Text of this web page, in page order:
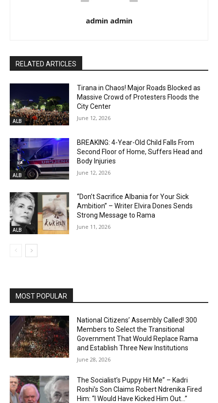
admin admin
RELATED ARTICLES
ALB
Tirana in Chaos! Major Roads Blocked as
Massive Crowd of Protesters Floods the
City Center
June 12, 2026
ALB
BREAKING: 4-Year-Old Child Falls From
Second Floor of Home, Suffers Head and
Body Injuries
June 12, 2026
ALB
“Don’t Sacrifice Albania for Your Sick
Ambition” – Writer Elvira Dones Sends
Strong Message to Rama
June 11, 2026
MOST POPULAR
National Citizens’ Assembly Called! 300
Members to Select the Transitional
Government That Would Replace Rama
and Establish Three New Institutions
June 28, 2026
The Socialist’s Puppy Hit Me” – Kadri
Roshi’s Son Claims Robert Ndrenika Fired
Him: “I Would Have Kicked Him Out…”